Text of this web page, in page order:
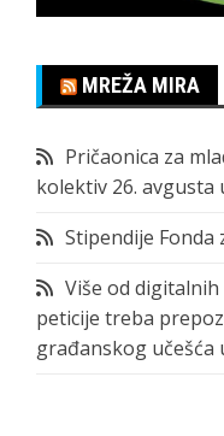
MREŽA MIRA
Pričaonica za
kolektiv 26. avgusta
Stipendije Fonda
Više od
peticije treba
građanskog učešća